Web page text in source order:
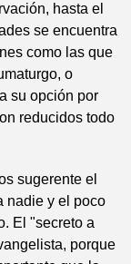
hasta el
se encuentra
como las que
o
su opción por
reducidos todo
sugerente el
nadie y el poco
El "secreto a
porque